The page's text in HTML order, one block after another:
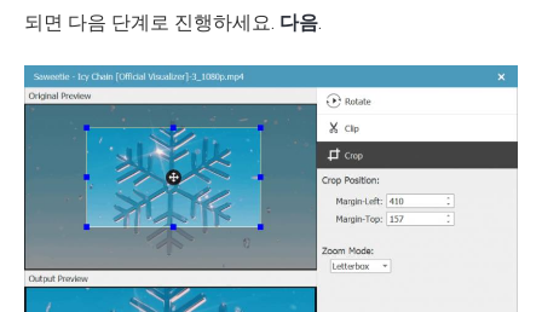
되면 다음 단계로 진행하세요. 다음.